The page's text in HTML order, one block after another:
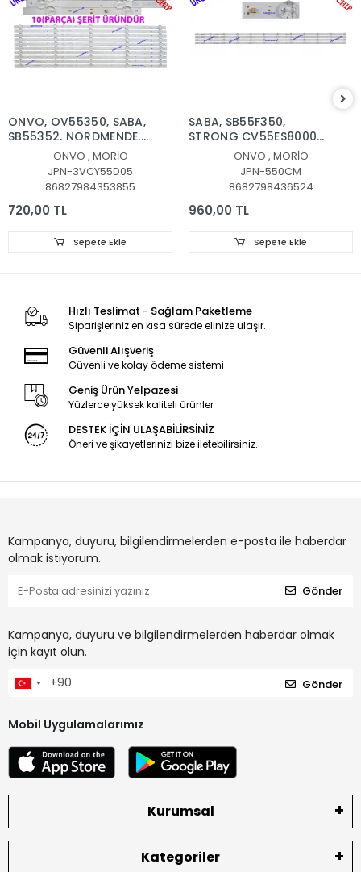
ONVO, OV55350, SABA,
SB55352, NORDMENDE,
NM55350, LED BAR,
BACKLIGHT, OV55-
9000, MORİO MR55850
LED BAR, CY55D05-
ZC62AG-02,
55DN-2W-15V-33MA,
HV550QUB-F84, 3VOLT
ONVO , MORİO
JPN-3VCY55D05
86827984353855
720,00 TL
Sepete Ekle
SABA, SB55F350,
STRONG CV55ES8000F,
LED BAR, BACKLIGHT,
PANEL LEDLERİ,
JL.D550C1330-006BS-
M_V01, LED BAR,
BACKLIGHT, LE-55S1,
CX55D12-ZC62AG-04D
ONVO , MORİO
JPN-550CM
8682798436524
960,00 TL
Sepete Ekle
Hızlı Teslimat - Sağlam Paketleme
Siparişleriniz en kısa sürede elinize ulaşır.
Güvenli Alışveriş
Güvenli ve kolay ödeme sistemi
Geniş Ürün Yelpazesi
Yüzlerce yüksek kaliteli ürünler
DESTEK İÇİN ULAŞABİLİRSİNİZ
Öneri ve şikayetlerinizi bize iletebilirsiniz.
Kampanya, duyuru, bilgilendirmelerden e-posta ile haberdar
olmak istiyorum.
Gönder
Kampanya, duyuru ve bilgilendirmelerden haberdar olmak
için kayıt olun.
Gönder
Mobil Uygulamalarımız
Kurumsal
Kategoriler